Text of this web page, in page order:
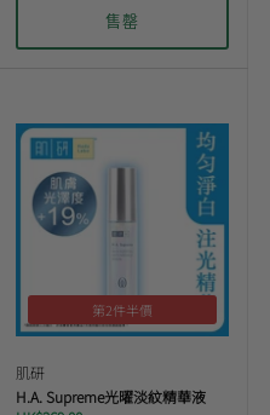
售罄
第2件半價
肌研
H.A. Supreme光曜淡紋精華液